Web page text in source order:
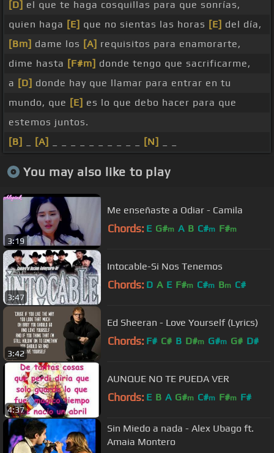
[D] el que te haga cosquillas para que sonrías,
quien haga [E] que no sientas las horas [E] del día,
[Bm] dame los [A] requisitos para enamorarte,
dime hasta [F#m] donde tengo que sacrificarme,
a [D] donde hay que llamar para entrar en tu
mundo, que [E] es lo que debo hacer para que
estemos juntos.
[B]
[A] [N]
You may also like to play
3:19
Me enseñaste a Odiar - Camila
Chords: E G#m A B C#m F#m
3:47
Intocable-Si Nos Tenemos
Chords: D A E F#m C#m Bm C#
3:42
Ed Sheeran - Love Yourself (Lyrics)
Chords: F# C# B D#m G#m G# D#
4:37
AUNQUE NO TE PUEDA VER
Chords: E B A G#m C#m F#m F#
Sin Miedo a nada - Alex Ubago ft.
Amaia Montero